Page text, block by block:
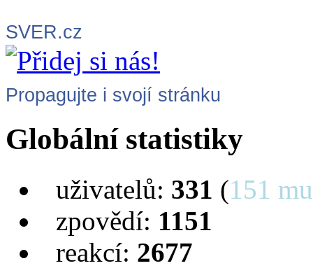
SVER.cz
Propagujte i svojí stránku
Globální statistiky
uživatelů: 331 (151
zpovědí: 1151
reakcí: 2677